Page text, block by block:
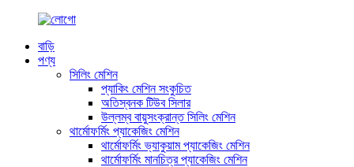
বাড়ি
পণ্য
সিলিং মেশিন
প্যাকিং মেশিন সংকুচিত
অতিস্বনক টিউব সিলার
উল্লম্ব বায়ুসংক্রান্ত সিলিং মেশিন
থার্মোফর্মিং প্যাকেজিং মেশিন
থার্মোফর্মিং ভ্যাকুয়াম প্যাকেজিং মেশিন
থার্মোফর্মিং মানচিত্র প্যাকেজিং মেশিন